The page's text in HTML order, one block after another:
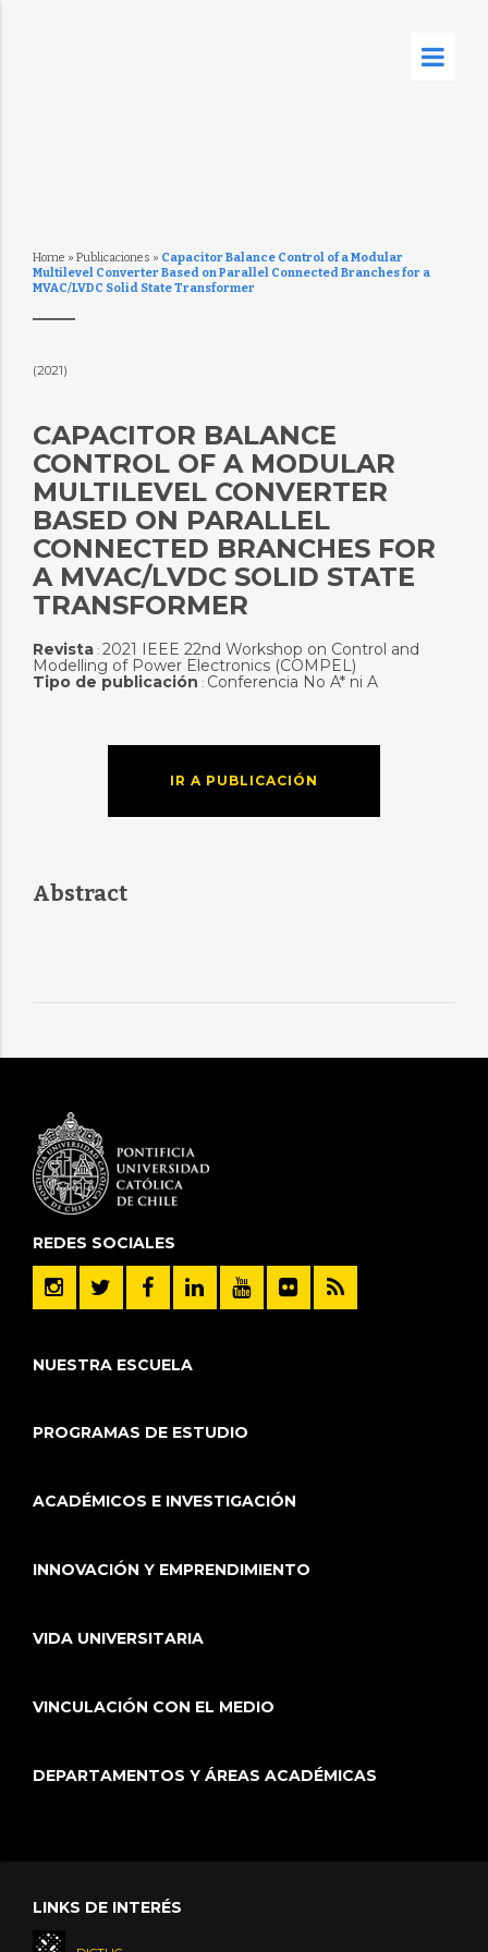
Home » Publicaciones » Capacitor Balance Control of a Modular
Multilevel Converter Based on Parallel Connected Branches for a
MVAC/LVDC Solid State Transformer
(2021)
CAPACITOR BALANCE
CONTROL OF A MODULAR
MULTILEVEL CONVERTER
BASED ON PARALLEL
CONNECTED BRANCHES FOR
A MVAC/LVDC SOLID STATE
TRANSFORMER
Revista: 2021 IEEE 22nd Workshop on Control and
Modelling of Power Electronics (COMPEL)
Tipo de publicación : Conferencia No A* ni A
IR A PUBLICACIÓN
Abstract
REDES SOCIALES
NUESTRA ESCUELA
PROGRAMAS DE ESTUDIO
ACADÉMICOS E INVESTIGACIÓN
INNOVACIÓN Y EMPRENDIMIENTO
VIDA UNIVERSITARIA
VINCULACIÓN CON EL MEDIO
DEPARTAMENTOS Y ÁREAS ACADÉMICAS
LINKS DE INTERÉS